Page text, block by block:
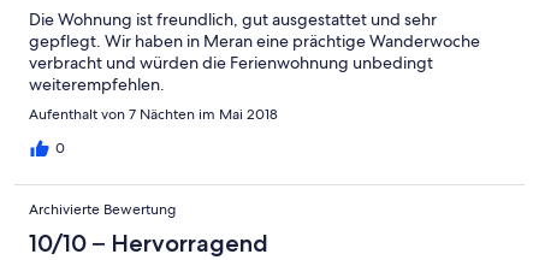
Die Wohnung ist freundlich, gut ausgestattet und sehr
gepflegt. Wir haben in Meran eine prächtige Wanderwoche
verbracht und würden die Ferienwohnung unbedingt
weiterempfehlen.
Aufenthalt von 7 Nächten im Mai 2018
0
Archivierte Bewertung
10/10 – Hervorragend